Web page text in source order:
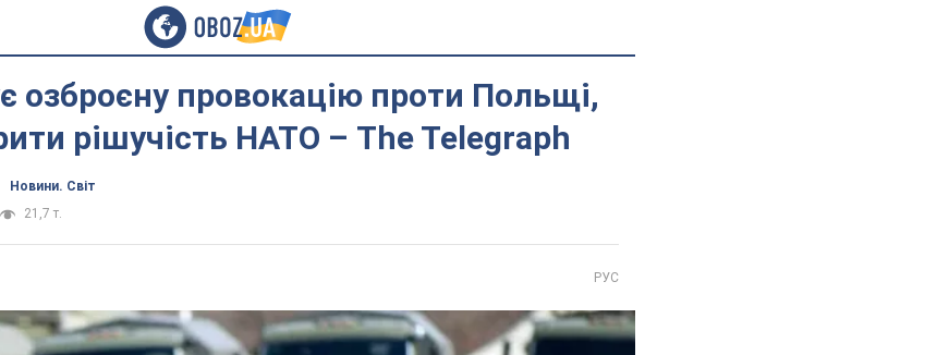
озброєну провокацію проти Польщі,
рішучість НАТО – The Telegraph
Новини. Світ
21,7 т.
РУС